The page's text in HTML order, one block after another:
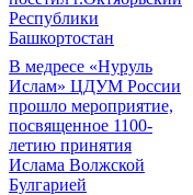
Республики
Башкортостан
В медресе «Нуруль
Ислам» ЦДУМ России
прошло мероприятие,
посвященное 1100-
летию принятия
Ислама Волжской
Булгарией